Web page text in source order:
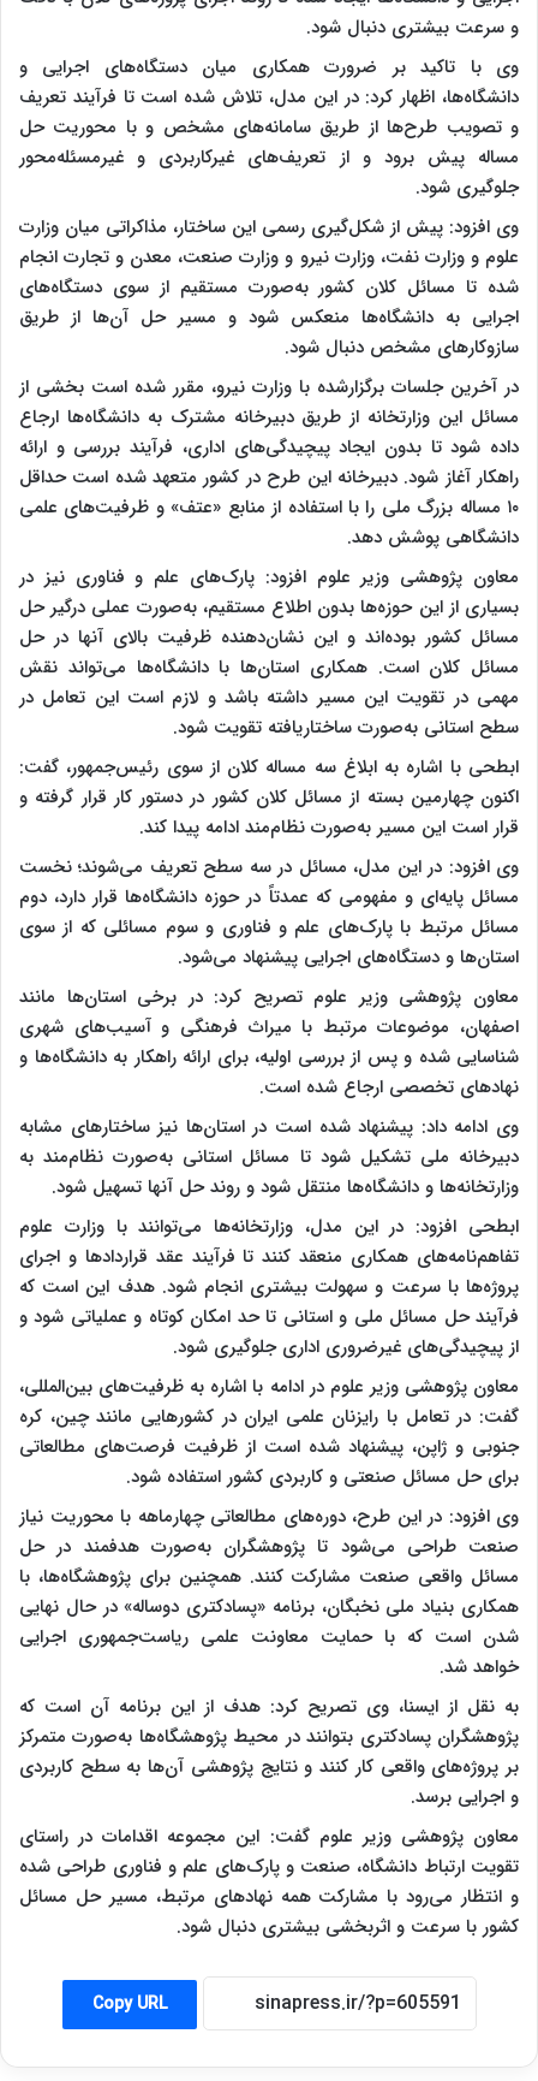
و سرعت بیشتری دنبال شود.
وی با تاکید بر ضرورت همکاری میان دستگاه‌های اجرایی و
دانشگاه‌ها، اظهار کرد: در این مدل، تلاش شده است تا فرآیند تعریف
و تصویب طرح‌ها از طریق سامانه‌های مشخص و با محوریت حل
مساله پیش برود و از تعریف‌های غیرکاربردی و غیرمسئله‌محور
جلوگیری شود.
وی افزود: پیش از شکل‌گیری رسمی این ساختار، مذاکراتی میان وزارت
علوم و وزارت نفت، وزارت نیرو و وزارت صنعت، معدن و تجارت انجام
شده تا مسائل کلان کشور به‌صورت مستقیم از سوی دستگاه‌های
اجرایی به دانشگاه‌ها منعکس شود و مسیر حل آن‌ها از طریق
سازوکارهای مشخص دنبال شود.
در آخرین جلسات برگزارشده با وزارت نیرو، مقرر شده است بخشی از
مسائل این وزارتخانه از طریق دبیرخانه مشترک به دانشگاه‌ها ارجاع
داده شود تا بدون ایجاد پیچیدگی‌های اداری، فرآیند بررسی و ارائه
راهکار آغاز شود. دبیرخانه این طرح در کشور متعهد شده است حداقل
۱۰ مساله بزرگ ملی را با استفاده از منابع «عتف» و ظرفیت‌های علمی
دانشگاهی پوشش دهد.
معاون پژوهشی وزیر علوم افزود: پارک‌های علم و فناوری نیز در
بسیاری از این حوزه‌ها بدون اطلاع مستقیم، به‌صورت عملی درگیر حل
مسائل کشور بوده‌اند و این نشان‌دهنده ظرفیت بالای آنها در حل
مسائل کلان است. همکاری استان‌ها با دانشگاه‌ها می‌تواند نقش
مهمی در تقویت این مسیر داشته باشد و لازم است این تعامل در
سطح استانی به‌صورت ساختاریافته تقویت شود.
ابطحی با اشاره به ابلاغ سه مساله کلان از سوی رئیس‌جمهور، گفت:
اکنون چهارمین بسته از مسائل کلان کشور در دستور کار قرار گرفته و
قرار است این مسیر به‌صورت نظام‌مند ادامه پیدا کند.
وی افزود: در این مدل، مسائل در سه سطح تعریف می‌شوند؛ نخست
مسائل پایه‌ای و مفهومی که عمدتاً در حوزه دانشگاه‌ها قرار دارد، دوم
مسائل مرتبط با پارک‌های علم و فناوری و سوم مسائلی که از سوی
استان‌ها و دستگاه‌های اجرایی پیشنهاد می‌شود.
معاون پژوهشی وزیر علوم تصریح کرد: در برخی استان‌ها مانند
اصفهان، موضوعات مرتبط با میراث فرهنگی و آسیب‌های شهری
شناسایی شده و پس از بررسی اولیه، برای ارائه راهکار به دانشگاه‌ها و
نهادهای تخصصی ارجاع شده است.
وی ادامه داد: پیشنهاد شده است در استان‌ها نیز ساختارهای مشابه
دبیرخانه ملی تشکیل شود تا مسائل استانی به‌صورت نظام‌مند به
وزارتخانه‌ها و دانشگاه‌ها منتقل شود و روند حل آنها تسهیل شود.
ابطحی افزود: در این مدل، وزارتخانه‌ها می‌توانند با وزارت علوم
تفاهم‌نامه‌های همکاری منعقد کنند تا فرآیند عقد قراردادها و اجرای
پروژه‌ها با سرعت و سهولت بیشتری انجام شود. هدف این است که
فرآیند حل مسائل ملی و استانی تا حد امکان کوتاه و عملیاتی شود و
از پیچیدگی‌های غیرضروری اداری جلوگیری شود.
معاون پژوهشی وزیر علوم در ادامه با اشاره به ظرفیت‌های بین‌المللی،
گفت: در تعامل با رایزنان علمی ایران در کشورهایی مانند چین، کره
جنوبی و ژاپن، پیشنهاد شده است از ظرفیت فرصت‌های مطالعاتی
برای حل مسائل صنعتی و کاربردی کشور استفاده شود.
وی افزود: در این طرح، دوره‌های مطالعاتی چهارماهه با محوریت نیاز
صنعت طراحی می‌شود تا پژوهشگران به‌صورت هدفمند در حل
مسائل واقعی صنعت مشارکت کنند. همچنین برای پژوهشگاه‌ها، با
همکاری بنیاد ملی نخبگان، برنامه «پسادکتری دوساله» در حال نهایی
شدن است که با حمایت معاونت علمی ریاست‌جمهوری اجرایی
خواهد شد.
به نقل از ایسنا، وی تصریح کرد: هدف از این برنامه آن است که
پژوهشگران پسادکتری بتوانند در محیط پژوهشگاه‌ها به‌صورت متمرکز
بر پروژه‌های واقعی کار کنند و نتایج پژوهشی آن‌ها به سطح کاربردی
و اجرایی برسد.
معاون پژوهشی وزیر علوم گفت: این مجموعه اقدامات در راستای
تقویت ارتباط دانشگاه، صنعت و پارک‌های علم و فناوری طراحی شده
و انتظار می‌رود با مشارکت همه نهادهای مرتبط، مسیر حل مسائل
کشور با سرعت و اثربخشی بیشتری دنبال شود.
Copy URL